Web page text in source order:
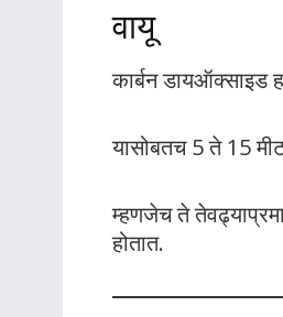
वायू
कार्बन डायऑक्साइड
यासोबतच 5 ते 15
म्हणजेच ते
होतात.